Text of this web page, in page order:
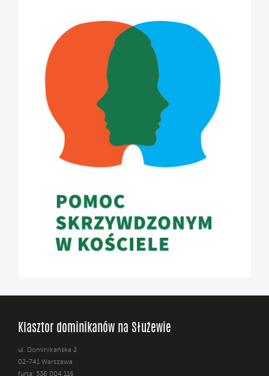
Klasztor dominikanów na Służewie
ul. Dominikańska 2
02-741 Warszawa
furta: 536 004 116